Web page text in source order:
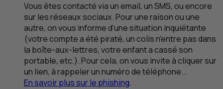
Vous êtes contacté via un email, unSMS, ou encore
sur les réseaux sociaux. Pour une raison ou une
autre, on vous informe d’une situation inquiétante
(votre compte a été piraté, un colis n’entre pas dans
la boîte-aux-lettres, votre enfant a cassé son
portable, etc.). Pour cela, on vous invite à cliquer sur
un lien, à rappeler un numéro de téléphone...
En savoir plus sur le phishing.